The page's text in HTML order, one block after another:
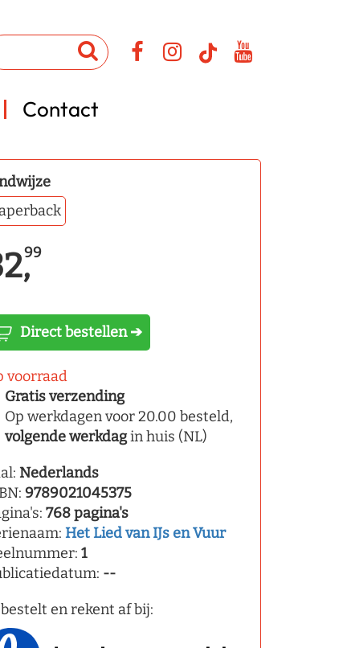
Contact
99
Direct bestellen ➔
voorraad
Gratis verzending
Op werkdagen voor 20.00 besteld,
volgende werkdagin huis (NL)
Nederlands
9789021045375
768 pagina's
Het Lied van IJs en Vuur
1
--
bestelt en rekent af bij: